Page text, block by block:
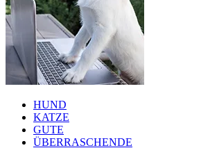
HUND
KATZE
GUTE
ÜBERRASCHENDE